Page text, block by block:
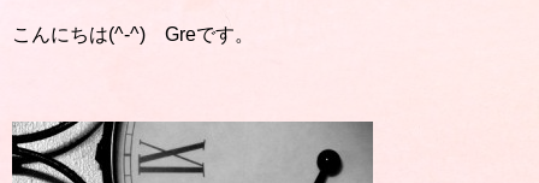
こんにちは(^-^) Greです。